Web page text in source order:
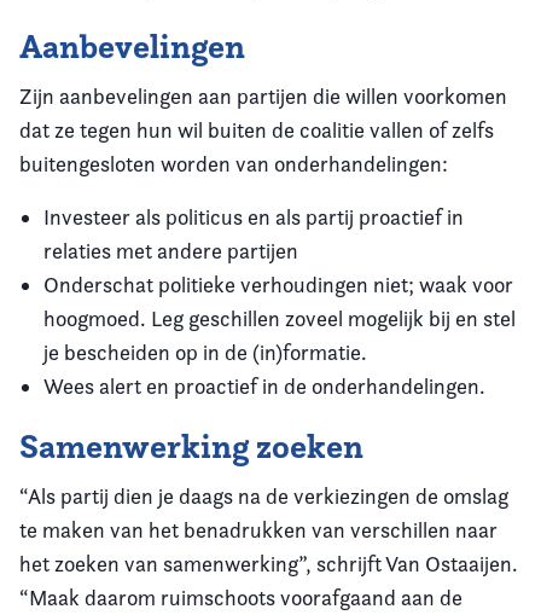
Aanbevelingen
Zijn aanbevelingen aan partijen die willen voorkomen
dat ze tegen hun wil buiten de coalitie vallen of zelfs
buitengesloten worden van onderhandelingen:
Investeer als politicus en als partij proactief in
relaties met andere partijen
Onderschat politieke verhoudingen niet; waak voor
hoogmoed. Leg geschillen zoveel mogelijk bij en stel
je bescheiden op in de (in)formatie.
Wees alert en proactief in de onderhandelingen.
Samenwerking zoeken
“Als partij dien je daags na de verkiezingen de omslag
te maken van het benadrukken van verschillen naar
het zoeken van samenwerking”, schrijft Van Ostaaijen.
“Maak daarom ruimschoots voorafgaand aan de